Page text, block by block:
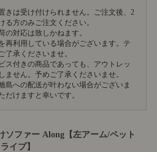
きは受け付けられません。ご注文後、2
方のみご注文ください。
の対応は致しかねます。
再利用している場合がございます。テ
了承くださいませ。
ス付きの商品であっても、アウトレッ
ません。予めご了承くださいませ。
島への配送が叶わない場合がございま
けますと幸いです。
ソファー Along【左アーム/ペット
イプ】